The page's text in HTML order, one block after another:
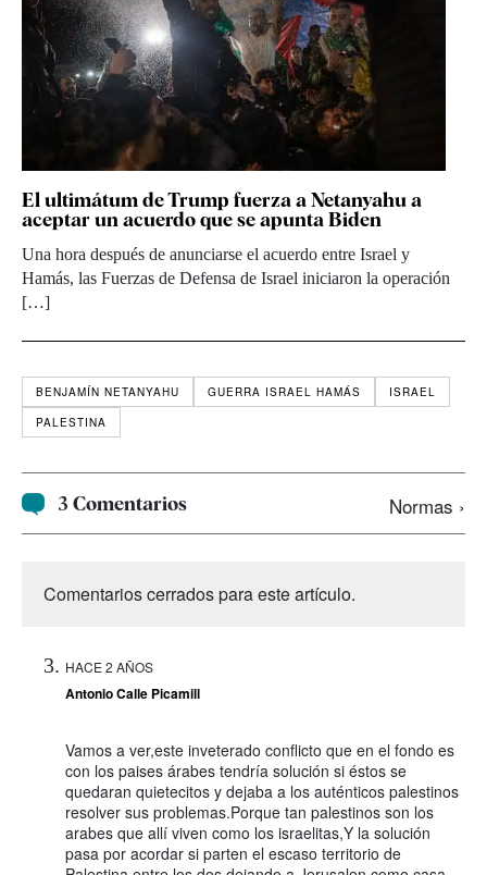
El ultimátum de Trump fuerza a Netanyahu a
aceptar un acuerdo que se apunta Biden
Una hora después de anunciarse el acuerdo entre Israel y
Hamás, las Fuerzas de Defensa de Israel iniciaron la operación
[…]
BENJAMÍN NETANYAHU GUERRA ISRAEL HAMÁS
ISRAEL
PALESTINA
3 Comentarios Normas ›
Comentarios cerrados para este artículo.
HACE 2 AÑOS
Antonio Calle Picamill
Vamos a ver,este inveterado conflicto que en el fondo es
con los paises árabes tendría solución si éstos se
quedaran quietecitos y dejaba a los auténticos palestinos
resolver sus problemas.Porque tan palestinos son los
arabes que allí viven como los israelitas,Y la solución
pasa por acordar si parten el escaso territorio de